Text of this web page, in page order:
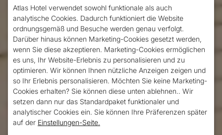
Ein Ausflug innerhalb der niederländischen
Grenzen, kann das wirtschaftlich sein? Ja,
natürlich! Buchen Sie eine oder mehrere
Nächte in einemgünstigen Hotelin
Maastricht und bewundern Sie diese
großartige niederländische Stadt von
morgens bis abends. Hiotelzimmer im
Atlas Hotel verwendet sowohl funktionale als auch
analytische Cookies. Dadurch funktioniert die Website
ordnungsgemäß und Besuche werden genau verfolgt.
Darüber hinaus können Marketing-Cookies gesetzt werden,
wenn Sie diese akzeptieren. Marketing-Cookies ermöglichen
es uns, Ihr Website-Erlebnis zu personalisieren und zu
optimieren. Wir können Ihnen nützliche Anzeigen zeigen und
so Ihr Erlebnis personalisieren. Möchten Sie keine Marketing-
Cookies erhalten? Sie können diese unten ablehnen.. Wir
setzen dann nur das Standardpaket funktionaler und
analytischer Cookies ein. Sie können Ihre Präferenzen später
auf der Einstellungen-Seite.